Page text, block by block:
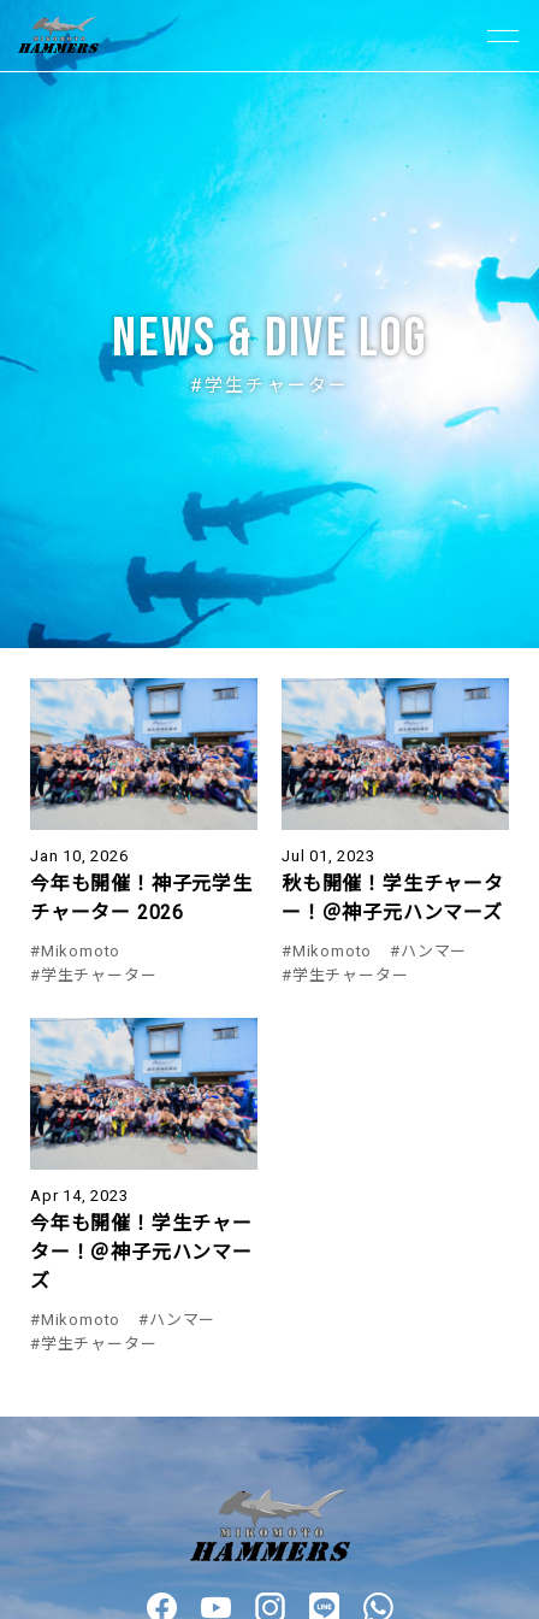
News & Dive Log
#学生チャーター
Jan 10, 2026
今年も開催！神子元学生
チャーター 2026
#Mikomoto
#学生チャーター
Jul 01, 2023
秋も開催！学生チャータ
ー！＠神子元ハンマーズ
#Mikomoto
#ハンマー
#学生チャーター
Apr 14, 2023
今年も開催！学生チャー
ター！＠神子元ハンマー
ズ
#Mikomoto
#ハンマー
#学生チャーター